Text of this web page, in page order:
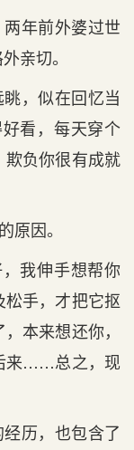
年前外婆过世
亲切。
，似在回忆当
看，每天穿个
负你很有成就
因。
我伸手想帮你
手，才把它抠
本来想还你，
来……总之，现
历，也包含了